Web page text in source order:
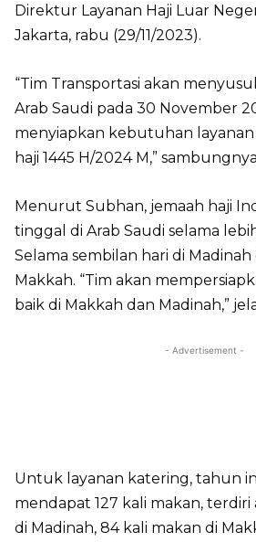
Direktur Layanan Haji Luar
Jakarta, rabu (29/11/2023).
“Tim Transportasi akan
Arab Saudi pada 30 November
menyiapkan kebutuhan layanan
haji 1445 H/2024 M,”
Menurut Subhan, jemaah haji
tinggal di Arab Saudi selama
Selama sembilan hari di Madinah
Makkah. “Tim akan
baik di Makkah dan Madinah,”
- Advertisement -
Untuk layanan katering, tahun
mendapat 127 kali makan, terdiri
di Madinah, 84 kali makan di